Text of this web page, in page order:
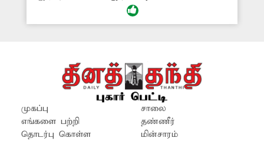
புகார் பெட்டியில் செய்தி வெளியானது.
செய்தனர். உடனடி நடவடிக்கை எடுத்த
அதிகாரிகளுக்கும், அதற்கு தூண்டுதலாக
நின்ற 'தினத்தந்தி' பத்திரிகைக்கும்
அப்பகுதி பொதுமக்கள் பாராட்டை
தெரிவித்துள்ளனர்.
முகப்பு
எங்களை பற்றி
தொடர்பு கொள்ள
சாலை
தண்ணீர்
மின்சாரம்